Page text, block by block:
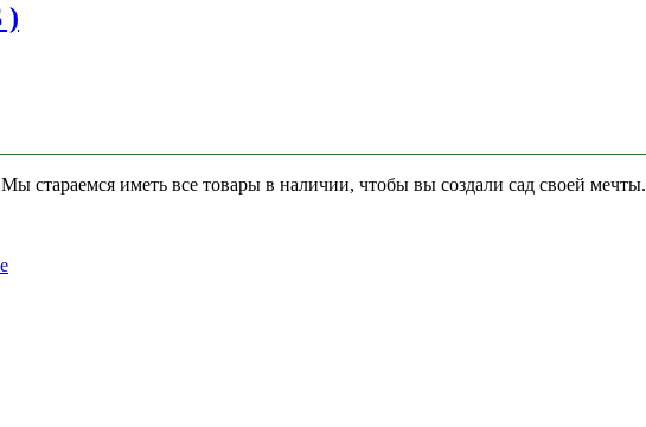
)
иметь все товары в наличии, чтобы вы создали сад своей мечты.